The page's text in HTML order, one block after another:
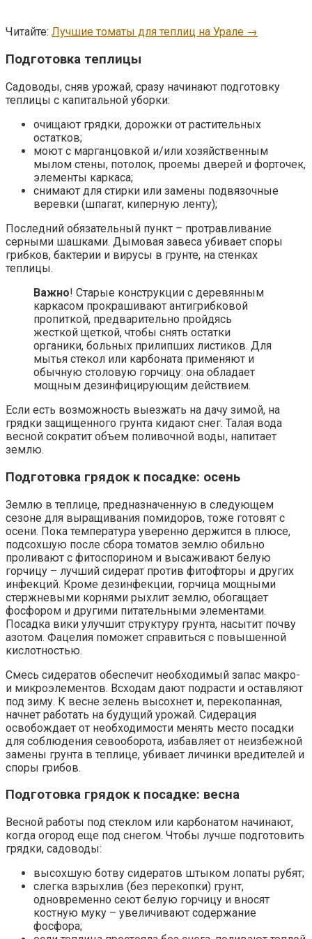
Читайте: Лучшие томаты для теплиц на Урале →
Подготовка теплицы
Садоводы, сняв урожай, сразу начинают подготовку
теплицы с капитальной уборки:
очищают грядки, дорожки от растительных
остатков;
моют с марганцовкой и/или хозяйственным
мылом стены, потолок, проемы дверей и форточек,
элементы каркаса;
снимают для стирки или замены подвязочные
веревки (шпагат, киперную ленту);
Последний обязательный пункт – протравливание
серными шашками. Дымовая завеса убивает споры
грибков, бактерии и вирусы в грунте, на стенках
теплицы.
Важно! Старые конструкции с деревянным
каркасом прокрашивают антигрибковой
пропиткой, предварительно пройдясь
жесткой щеткой, чтобы снять остатки
органики, больных прилипших листиков. Для
мытья стекол или карбоната применяют и
обычную столовую горчицу: она обладает
мощным дезинфицирующим действием.
Если есть возможность выезжать на дачу зимой, на
грядки защищенного грунта кидают снег. Талая вода
весной сократит объем поливочной воды, напитает
землю.
Подготовка грядок к посадке: осень
Землю в теплице, предназначенную в следующем
сезоне для выращивания помидоров, тоже готовят с
осени. Пока температура уверенно держится в плюсе,
подсохшую после сбора томатов землю обильно
проливают с фитоспорином и высаживают белую
горчицу – лучший сидерат против фитофторы и других
инфекций. Кроме дезинфекции, горчица мощными
стержневыми корнями рыхлит землю, обогащает
фосфором и другими питательными элементами.
Посадка вики улучшит структуру грунта, насытит почву
азотом. Фацелия поможет справиться с повышенной
кислотностью.
Смесь сидератов обеспечит необходимый запас макро-
и микроэлементов. Всходам дают подрасти и оставляют
под зиму. К весне зелень высохнет и, перекопанная,
начнет работать на будущий урожай. Сидерация
освобождает от необходимости менять место посадки
для соблюдения севооборота, избавляет от неизбежной
замены грунта в теплице, убивает личинки вредителей и
споры грибов.
Подготовка грядок к посадке: весна
Весной работы под стеклом или карбонатом начинают,
когда огород еще под снегом. Чтобы лучше подготовить
грядки, садоводы:
высохшую ботву сидератов штыком лопаты рубят;
слегка взрыхлив (без перекопки) грунт,
одновременно сеют белую горчицу и вносят
костную муку – увеличивают содержание
фосфора;